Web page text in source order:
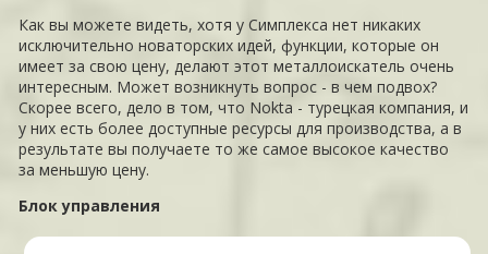
Как вы можете видеть, хотя у Симплекса нет никаких
исключительно новаторских идей, функции, которые он
имеет за свою цену, делают этот металлоискатель очень
интересным. Может возникнуть вопрос - в чем подвох?
Скорее всего, дело в том, что Nokta - турецкая компания, и
у них есть более доступные ресурсы для производства, а в
результате вы получаете то же самое высокое качество
за меньшую цену.
Блок управления